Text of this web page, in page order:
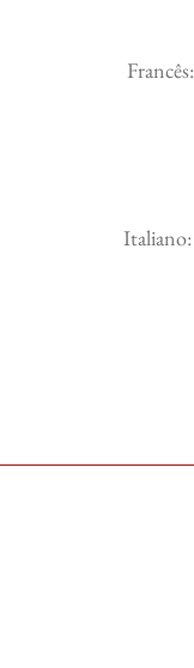
Francês:
Italiano: